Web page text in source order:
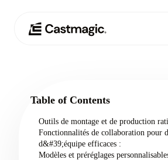
Tarification
Table of Contents
Outils de montage et de production
Fonctionnalités de collaboration pour
d&#39;équipe efficaces :
Modèles et préréglages